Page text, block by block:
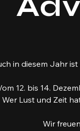
in diesem Jahr
12. bis 14.
Wer Lust und Zeit
Wir